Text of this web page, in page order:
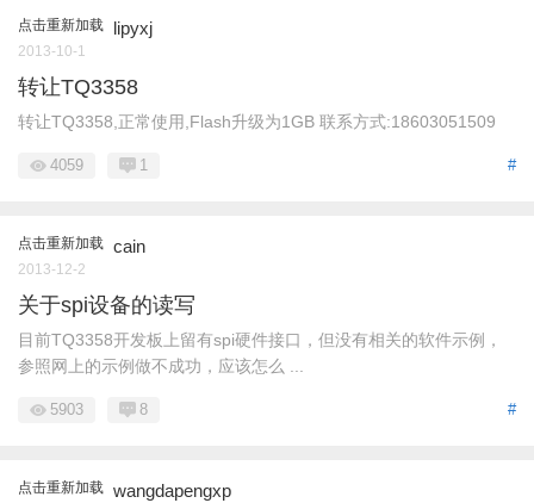
点击重新加载 lipyxj
2013-10-1
转让TQ3358
转让TQ3358,正常使用,Flash升级为1GB 联系方式:18603051509
#
4059 1
点击重新加载 cain
2013-12-2
关于spi设备的读写
目前TQ3358开发板上留有spi硬件接口，但没有相关的软件示例，
参照网上的示例做不成功，应该怎么 ...
#
5903 8
点击重新加载 wangdapengxp